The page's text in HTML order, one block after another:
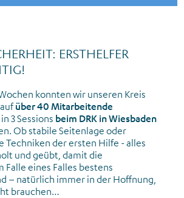
ERSTHELFER
konnten wir unseren Kreis
über 40 Mitarbeitende
3 Sessions beim DRK in Wiesbaden
Ob stabile Seitenlage oder
Techniken der ersten Hilfe - alles
und geübt, damit die
Falle eines Falles bestens
– natürlich immer in der Hoffnung,
brauchen…